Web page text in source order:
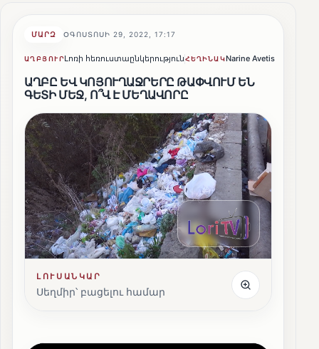
ՄԱՐԶ ՕԳՈՍՏՈՍԻ 29, 2022, 17:17
ԱՂԲՅՈՒՐԼոռի հեռուստաընկերությունՀԵՂԻՆԱԿNarine Avetisyan
ԱՂԲԸ ԵՎ ԿՈՅՈՒՂԱՋՐԵՐԸ ԹԱՓՎՈՒՄ ԵՆ
ԳԵՏԻ ՄԵՋ, Ո՞Վ Է ՄԵՂԱՎՈՐԸ
ԼՈՒՍԱՆԿԱՐ
Սեղմիր՝ բացելու համար